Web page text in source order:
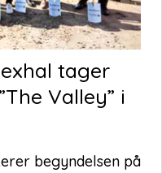
tager
Valley” i
begyndelsen på